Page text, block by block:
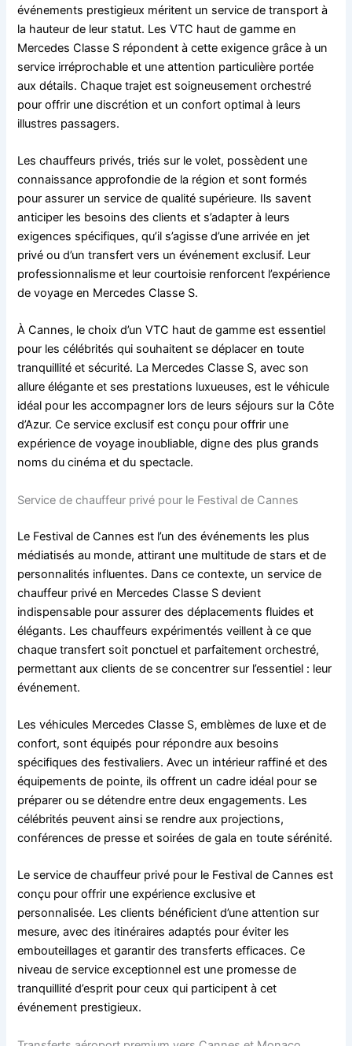
événements prestigieux méritent un service de transport à
la hauteur de leur statut. Les VTC haut de gamme en
Mercedes Classe S répondent à cette exigence grâce à un
service irréprochable et une attention particulière portée
aux détails. Chaque trajet est soigneusement orchestré
pour offrir une discrétion et un confort optimal à leurs
illustres passagers.
Les chauffeurs privés, triés sur le volet, possèdent une
connaissance approfondie de la région et sont formés
pour assurer un service de qualité supérieure. Ils savent
anticiper les besoins des clients et s’adapter à leurs
exigences spécifiques, qu’il s’agisse d’une arrivée en jet
privé ou d’un transfert vers un événement exclusif. Leur
professionnalisme et leur courtoisie renforcent l’expérience
de voyage en Mercedes Classe S.
À Cannes, le choix d’un VTC haut de gamme est essentiel
pour les célébrités qui souhaitent se déplacer en toute
tranquillité et sécurité. La Mercedes Classe S, avec son
allure élégante et ses prestations luxueuses, est le véhicule
idéal pour les accompagner lors de leurs séjours sur la Côte
d’Azur. Ce service exclusif est conçu pour offrir une
expérience de voyage inoubliable, digne des plus grands
noms du cinéma et du spectacle.
Service de chauffeur privé pour le Festival de Cannes
Le Festival de Cannes est l’un des événements les plus
médiatisés au monde, attirant une multitude de stars et de
personnalités influentes. Dans ce contexte, un service de
chauffeur privé en Mercedes Classe S devient
indispensable pour assurer des déplacements fluides et
élégants. Les chauffeurs expérimentés veillent à ce que
chaque transfert soit ponctuel et parfaitement orchestré,
permettant aux clients de se concentrer sur l’essentiel : leur
événement.
Les véhicules Mercedes Classe S, emblèmes de luxe et de
confort, sont équipés pour répondre aux besoins
spécifiques des festivaliers. Avec un intérieur raffiné et des
équipements de pointe, ils offrent un cadre idéal pour se
préparer ou se détendre entre deux engagements. Les
célébrités peuvent ainsi se rendre aux projections,
conférences de presse et soirées de gala en toute sérénité.
Le service de chauffeur privé pour le Festival de Cannes est
conçu pour offrir une expérience exclusive et
personnalisée. Les clients bénéficient d’une attention sur
mesure, avec des itinéraires adaptés pour éviter les
embouteillages et garantir des transferts efficaces. Ce
niveau de service exceptionnel est une promesse de
tranquillité d’esprit pour ceux qui participent à cet
événement prestigieux.